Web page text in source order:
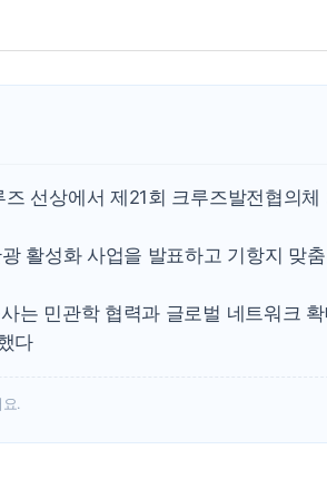
선상에서 제21회 크루즈발전협의체
활성화 사업을 발표하고 기항지 맞춤
는 민관학 협력과 글로벌 네트워크
다
.